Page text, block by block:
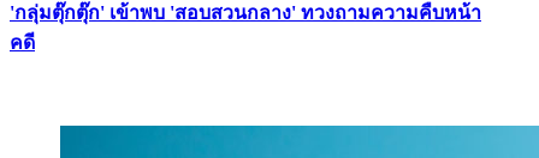
'กลุ่มตุ๊กตุ๊ก' เข้าพบ 'สอบสวนกลาง' ทวงถามความคืบหน้า
คดี